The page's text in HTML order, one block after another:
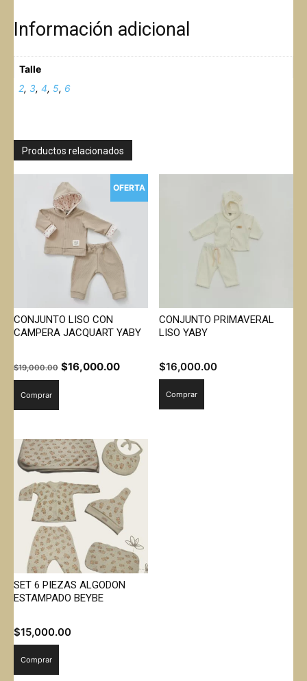
Información adicional
Talle
2, 3, 4, 5, 6
Productos relacionados
OFERTA
CONJUNTO LISO CON
CAMPERA JACQUART YABY
$19,000.00 El
$16,000.00El
Comprar
CONJUNTO PRIMAVERAL
LISO YABY
$16,000.00
Comprar
SET 6 PIEZAS ALGODON
ESTAMPADO BEYBE
$15,000.00
Comprar